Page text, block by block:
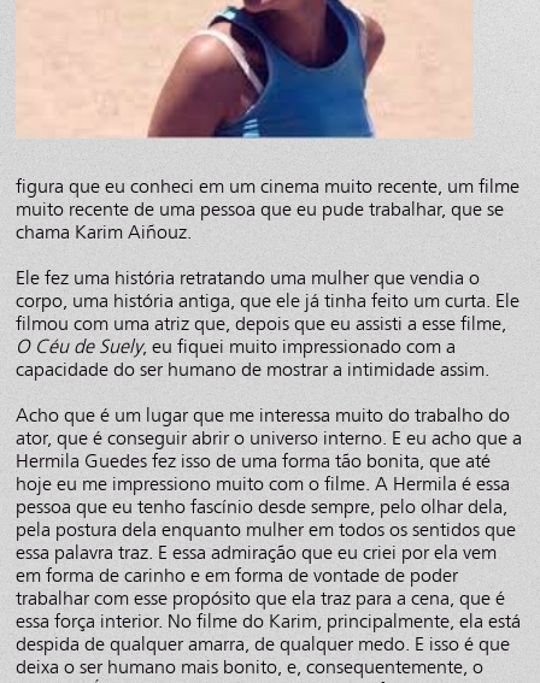
figura que eu conheci em um cinema muito recente, um filme
muito recente de uma pessoa que eu pude trabalhar, que se
chama Karim Aiñouz.
Ele fez uma história retratando uma mulher que vendia o
corpo, uma história antiga, que ele já tinha feito um curta. Ele
filmou com uma atriz que, depois que eu assisti a esse filme,
O Céu de Suely, eu fiquei muito impressionado com a
capacidade do ser humano de mostrar a intimidade assim.
Acho que é um lugar que me interessa muito do trabalho do
ator, que é conseguir abrir o universo interno. E eu acho que a
Hermila Guedes fez isso de uma forma tão bonita, que até
hoje eu me impressiono muito com o filme. A Hermila é essa
pessoa que eu tenho fascínio desde sempre, pelo olhar dela,
pela postura dela enquanto mulher em todos os sentidos que
essa palavra traz. E essa admiração que eu criei por ela vem
em forma de carinho e em forma de vontade de poder
trabalhar com esse propósito que ela traz para a cena, que é
essa força interior. No filme do Karim, principalmente, ela está
despida de qualquer amarra, de qualquer medo. E isso é que
deixa o ser humano mais bonito, e, consequentemente, o